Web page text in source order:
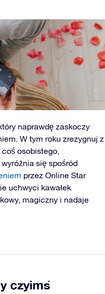
naprawdę zaskoczy
W tym roku zrezygnuj z
osobistego,
się spośród
przez Online Star
uchwyci kawałek
magiczny i nadaje
czyimś